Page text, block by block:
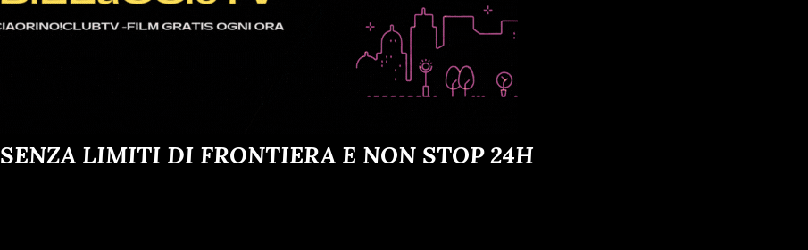
LIMITI DI FRONTIERA E NON STOP 24H